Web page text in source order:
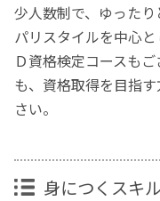
少人数制で、ゆったり
パリスタイルを中心
Ｄ資格検定コースも
も、資格取得を目指
さい。
身につくスキ